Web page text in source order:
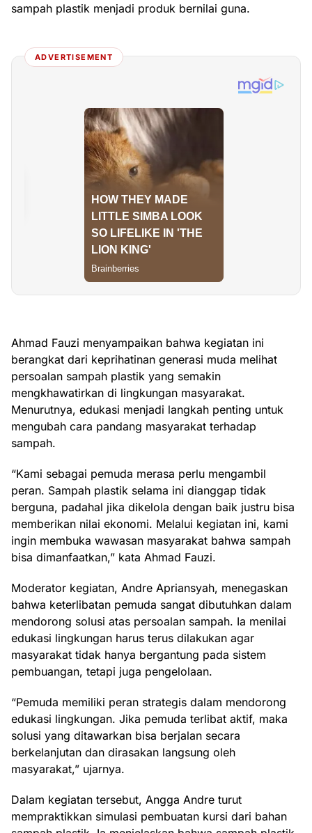
sampah plastik menjadi produk bernilai guna.
ADVERTISEMENT
Ahmad Fauzi menyampaikan bahwa kegiatan ini
berangkat dari keprihatinan generasi muda melihat
persoalan sampah plastik yang semakin
mengkhawatirkan di lingkungan masyarakat.
Menurutnya, edukasi menjadi langkah penting untuk
mengubah cara pandang masyarakat terhadap
sampah.
“Kami sebagai pemuda merasa perlu mengambil
peran. Sampah plastik selama ini dianggap tidak
berguna, padahal jika dikelola dengan baik justru bisa
memberikan nilai ekonomi. Melalui kegiatan ini, kami
ingin membuka wawasan masyarakat bahwa sampah
bisa dimanfaatkan,” kata Ahmad Fauzi.
Moderator kegiatan, Andre Apriansyah, menegaskan
bahwa keterlibatan pemuda sangat dibutuhkan dalam
mendorong solusi atas persoalan sampah. Ia menilai
edukasi lingkungan harus terus dilakukan agar
masyarakat tidak hanya bergantung pada sistem
pembuangan, tetapi juga pengelolaan.
“Pemuda memiliki peran strategis dalam mendorong
edukasi lingkungan. Jika pemuda terlibat aktif, maka
solusi yang ditawarkan bisa berjalan secara
berkelanjutan dan dirasakan langsung oleh
masyarakat,” ujarnya.
Dalam kegiatan tersebut, Angga Andre turut
mempraktikkan simulasi pembuatan kursi dari bahan